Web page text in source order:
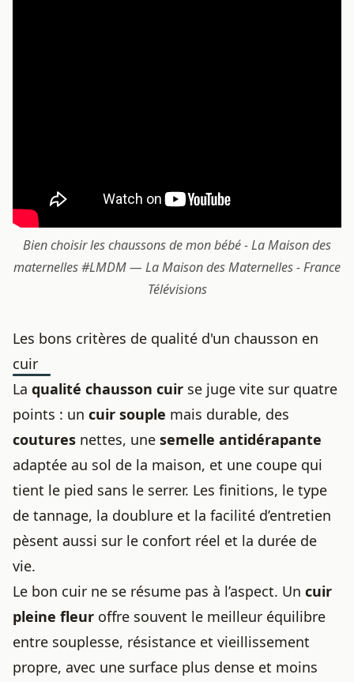
Bien choisir les chaussons de mon bébé - La Maison des
maternelles #LMDM — La Maison des Maternelles - France
Télévisions
Les bons critères de qualité d'un chausson en
cuir
La qualité chausson cuir se juge vite sur quatre
points : un cuir souple mais durable, des
coutures nettes, une semelle antidérapante
adaptée au sol de la maison, et une coupe qui
tient le pied sans le serrer. Les finitions, le type
de tannage, la doublure et la facilité d’entretien
pèsent aussi sur le confort réel et la durée de
vie.
Le bon cuir ne se résume pas à l’aspect. Un cuir
pleine fleur offre souvent le meilleur équilibre
entre souplesse, résistance et vieillissement
propre, avec une surface plus dense et moins